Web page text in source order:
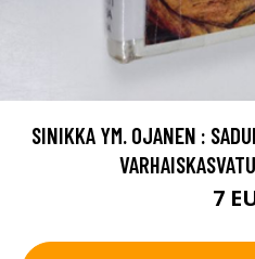
SINIKKA YM. OJANEN :
7